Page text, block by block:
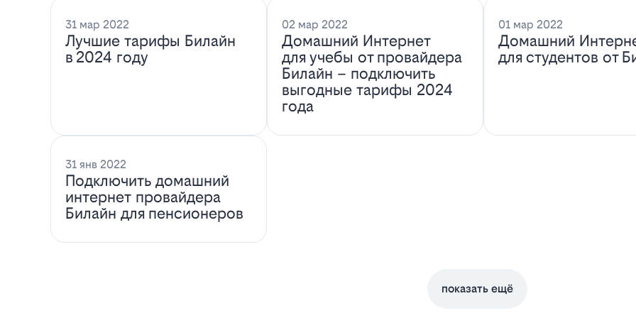
31 мар 2022
Лучшие тарифы Билайн
в 2024 году
02 мар 2022
Домашний Интернет
для учебы от провайдера
Билайн – подключить
выгодные тарифы 2024
года
01 мар 2022
Домашний
для студентов от
31 янв 2022
Подключить домашний
интернет провайдера
Билайн для пенсионеров
показать ещё